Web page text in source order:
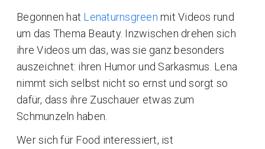
Begonnen hat Lenaturnsgreen mit Videos rund
um das Thema Beauty. Inzwischen drehen sich
ihre Videos um das, was sie ganz besonders
auszeichnet: ihren Humor und Sarkasmus. Lena
nimmt sich selbst nicht so ernst und sorgt so
dafür, dass ihre Zuschauer etwas zum
Schmunzeln haben.
Wer sich für Food interessiert, ist